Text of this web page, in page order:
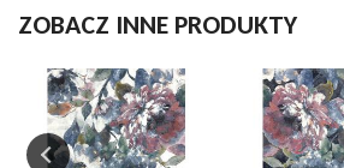
Indeks001733
Opis
Kraj pochodzenia
Chiny
ZOBACZ INNE PRODUKTY